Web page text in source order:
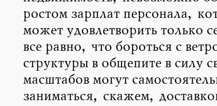
ростом зарплат персонала,
может удовлетворить только
все равно, что бороться с
структуры в общепите в силу
масштабов могут
заниматься, скажем,